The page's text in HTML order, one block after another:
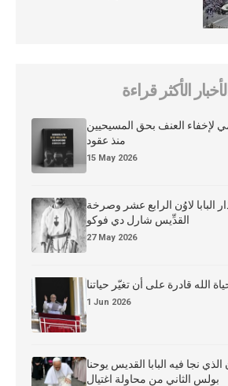
الأخبار الأكثر قراءة
لإخفاء العنف بحق المسيحيين
منذ عقود
15 May 2026
البابا لاوُن الرابع عشر وصرخة
القدِّيس شارل دي فوكو
27 May 2026
حياة الله قادرة على أن تغيّر حياتنا
1 Jun 2026
الذي نجا فيه البابا القديس يوحنا
بولس الثاني من محاولة اغتيال